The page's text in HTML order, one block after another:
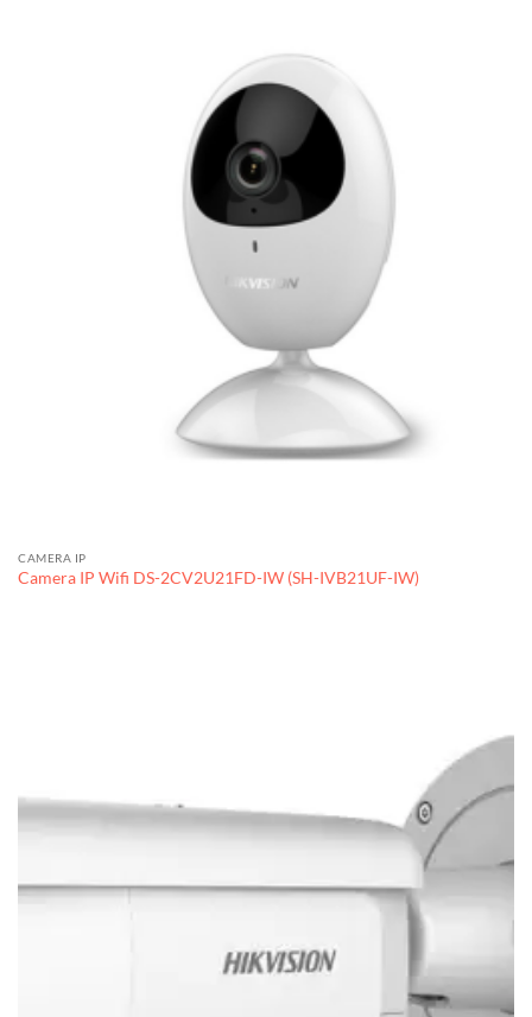
CAMERA IP
Camera IP Wifi DS-2CV2U21FD-IW (SH-IVB21UF-IW)